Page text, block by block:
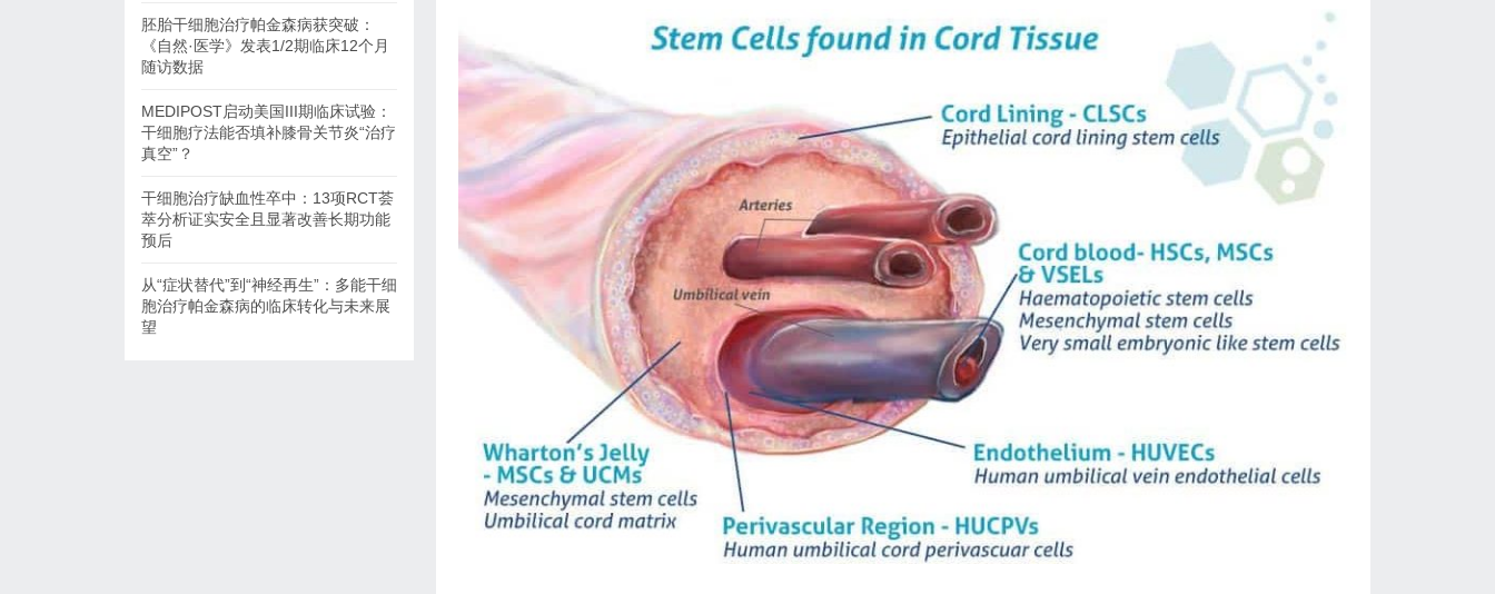
胚胎干细胞治疗帕金森病获突破：
《自然·医学》发表1/2期临床12个月
随访数据
MEDIPOST启动美国III期临床试验：
干细胞疗法能否填补膝骨关节炎“治疗
真空”？
干细胞治疗缺血性卒中：13项RCT荟
萃分析证实安全且显著改善长期功能
预后
从“症状替代”到“神经再生”：多能干细
胞治疗帕金森病的临床转化与未来展
望